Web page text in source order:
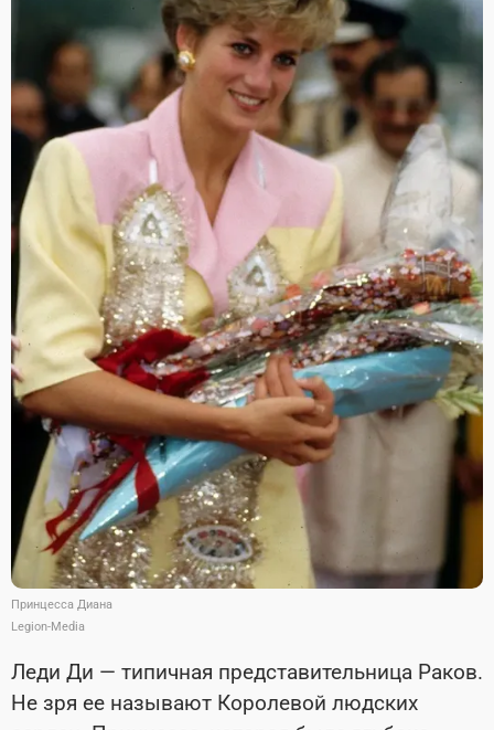
Принцесса Диана
Legion-Media
Леди Ди — типичная представительница Раков.
Не зря ее называют Королевой людских